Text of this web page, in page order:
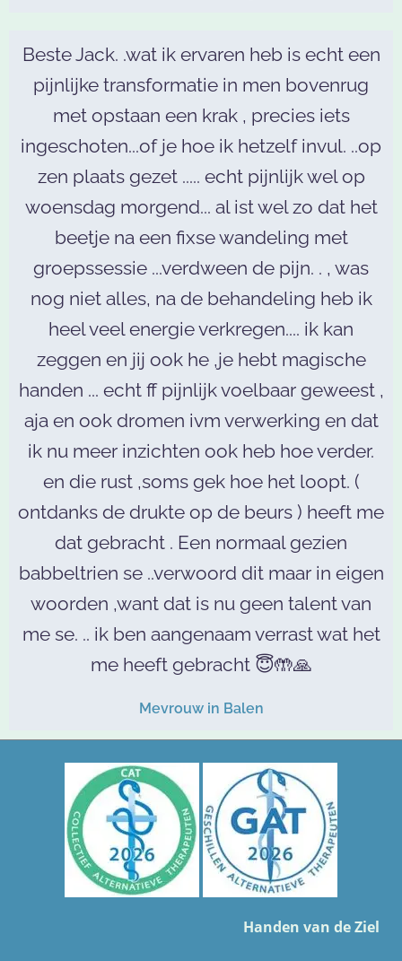
Beste Jack. .wat ik ervaren heb is echt een
pijnlijke transformatie in men bovenrug
met opstaan een krak , precies iets
ingeschoten...of je hoe ik hetzelf invul. ..op
zen plaats gezet ..... echt pijnlijk wel op
woensdag morgend... al ist wel zo dat het
beetje na een fixse wandeling met
groepssessie ...verdween de pijn. . , was
nog niet alles, na de behandeling heb ik
heel veel energie verkregen.... ik kan
zeggen en jij ook he ,je hebt magische
handen ... echt ff pijnlijk voelbaar geweest ,
aja en ook dromen ivm verwerking en dat
ik nu meer inzichten ook heb hoe verder.
en die rust ,soms gek hoe het loopt. (
ontdanks de drukte op de beurs ) heeft me
dat gebracht . Een normaal gezien
babbeltrien se ..verwoord dit maar in eigen
woorden ,want dat is nu geen talent van
me se. .. ik ben aangenaam verrast wat het
me heeft gebracht 😇🤲🙏
Mevrouw in Balen
Handen van de Ziel